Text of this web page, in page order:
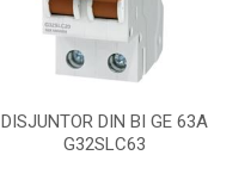
DISJUNTOR DIN BI GE 63A
G32SLC63